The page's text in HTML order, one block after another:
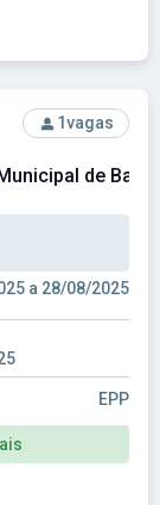
Prefeitura
1vagas
de
a 28/08/2025
EPP